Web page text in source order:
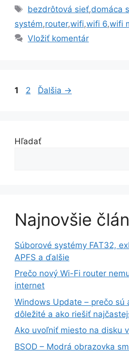
Značky
bezdrôtová sieť,domáca
systém,router,wifi,wifi 6,wifi
Vložiť komentár
Stránka
1 Stránka
2 Ďalšia →
Hľadať
Najnovšie
Súborové systémy FAT32,
APFS a ďalšie
Prečo nový Wi-Fi router
internet
Windows Update – prečo sú
dôležité a ako riešiť
Ako uvoľniť miesto na disku
BSOD – Modrá obrazovka